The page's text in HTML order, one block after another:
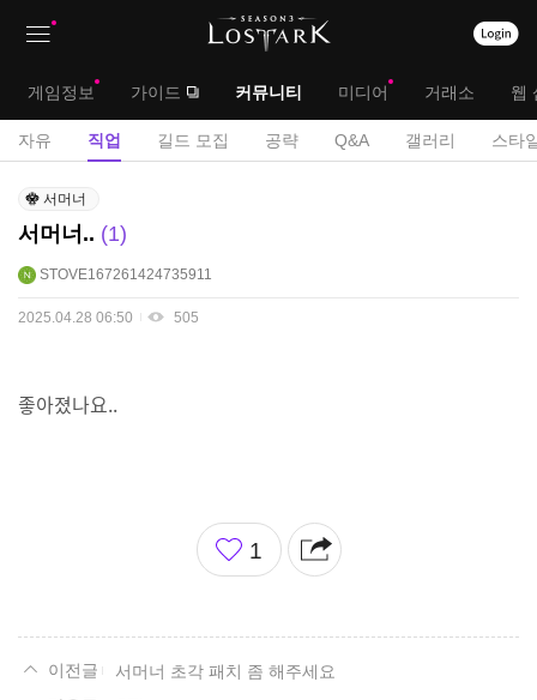
대
메
게임정보 가이드 커뮤니티 미디어 거래소 웹
서
자유 직업 길드 모집 공략 Q&A 갤러리 스타
직
업
게
시
서머너
서머너.. 1
STOVE167261424735911
2025.04.28 06:50 505
좋아졌나요..
좋
아
1
서머너 초각 패치 좀 해주세요